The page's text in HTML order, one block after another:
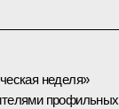
неделя»
профильных